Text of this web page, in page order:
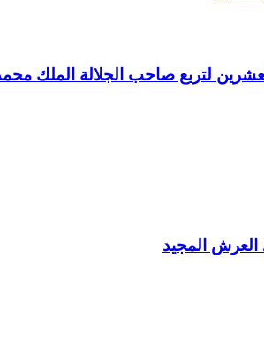
لتربع صاحب الجلالة الملك
العرش المجيد